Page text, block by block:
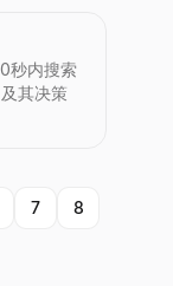
秒内搜索
其决策
7 8